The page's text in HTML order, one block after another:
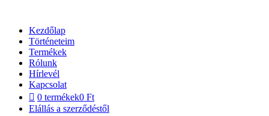
tartalomhozKezdőlap
Történeteim
Termékek
Rólunk
Hírlevél
Kapcsolat
0 termékek0 Ft
Elállás a szerződéstől